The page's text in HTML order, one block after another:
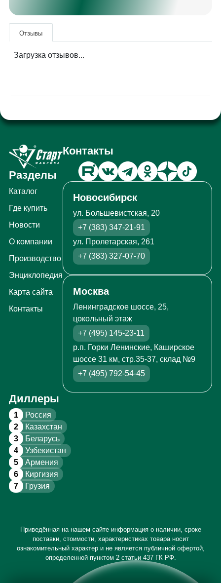
Отзывы
Загрузка отзывов...
Разделы
Каталог
Где купить
Новости
О компании
Производство
Энциклопедия
Карта сайта
Контакты
Контакты
Новосибирск
ул. Большевистская, 20
+7 (383) 347-21-91
ул. Пролетарская, 261
+7 (383) 327-07-70
Москва
Ленинградское шоссе, 25,
цокольный этаж
+7 (495) 145-23-11
р.п. Горки Ленинские, Каширское
шоссе 31 км, стр.35-37, склад №9
+7 (495) 792-54-45
Диллеры
1 Россия
2 Казахстан
3 Беларусь
4 Узбекистан
5 Армения
6 Киргизия
7 Грузия
Приведённая на нашем сайте информация о наличии, сроке
поставки, стоимости, характеристиках товара носит
ознакомительный характер и не является публичной офертой,
определенной пунктом 2 статьи 437 ГК РФ.